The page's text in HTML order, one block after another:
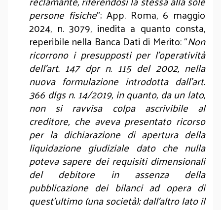
persone fisiche”; App. Roma, 6 maggio
2024, n. 3079, inedita a quanto consta,
reperibile nella Banca Dati di Merito: “Non
ricorrono i presupposti per l’operatività
dell’art. 147 dpr n. 115 del 2002, nella
nuova formulazione introdotta dall’art.
366 dlgs n. 14/2019, in quanto, da un lato,
non si ravvisa colpa ascrivibile al
creditore, che aveva presentato ricorso
per la dichiarazione di apertura della
liquidazione giudiziale dato che nulla
poteva sapere dei requisiti dimensionali
del debitore in assenza della
pubblicazione dei bilanci ad opera di
quest’ultimo (una società); dall’altro lato il